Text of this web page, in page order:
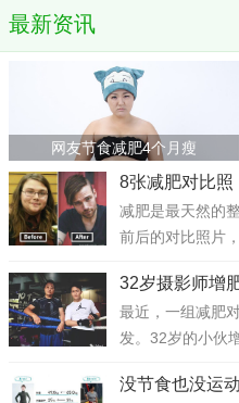
最新资讯
网友节食减肥4个月瘦
8张减肥对比照
减肥是最天然的
前后的对比照片，
32岁摄影师增
最近，一组减肥
发。32岁的小伙
没节食也没运